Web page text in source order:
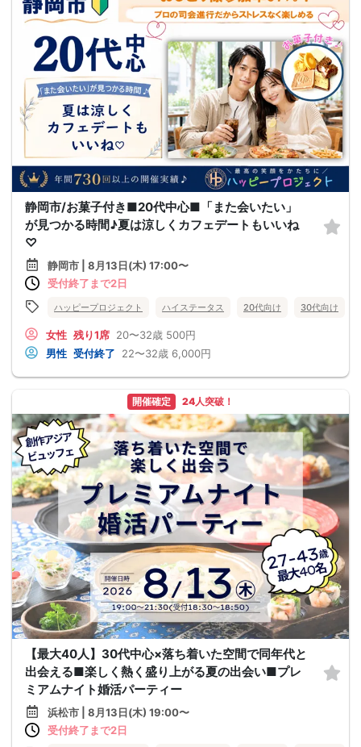
静岡市/お菓子付き■20代中心■「また会いたい」
が見つかる時間♪夏は涼しくカフェデートもいいね
♡
静岡市 | 8月13日(木) 17:00〜
受付終了まで2日
ハッピープロジェクト ハイステータス 20代向け 30代向け
女性 残り1席 20〜32歳 500円
男性 受付終了 22〜32歳 6,000円
開催確定 24人突破！
【最大40人】30代中心×落ち着いた空間で同年代と
出会える■楽しく熱く盛り上がる夏の出会い■プレ
ミアムナイト婚活パーティー
浜松市 | 8月13日(木) 19:00〜
受付終了まで2日